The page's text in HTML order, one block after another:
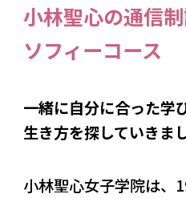
小林聖心の通信
ソフィーコース
一緒に自分に合った学
生き方を探していきま
小林聖心女子学院は、